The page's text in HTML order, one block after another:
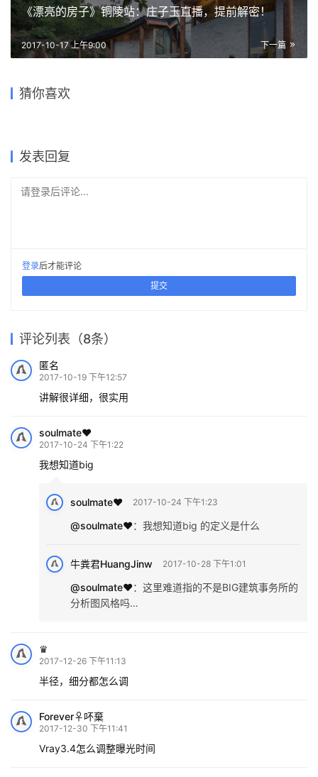
《漂亮的房子》铜陵站：庄子玉直播，提前解密！
下一篇
2017-10-17 上午9:00
猜你喜欢
纽/BIG
发布2050诺亚方舟计划，要
大地上的拼盘游戏——东奥斯
发表回复
请登录后评论...
登录后才能评论
提交
评论列表（8条）
匿名
2017-10-19 下午12:57
讲解很详细，很实用
soulmate❤️
2017-10-24 下午1:22
我想知道big
soulmate❤️ 2017-10-24 下午1:23
@soulmate❤️： 我想知道big 的定义是什么
牛粪君HuangJinw 2017-10-28 下午1:01
@soulmate❤️： 这里难道指的不是BIG建筑事务所的
分析图风格吗…
♛
2017-12-26 下午11:13
半径，细分都怎么调
Forever♀吥棄
2017-12-30 下午11:41
Vray3.4怎么调整曝光时间